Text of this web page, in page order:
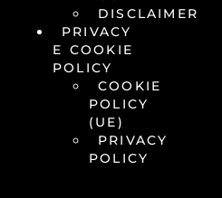
DISCLAIMER
PRIVACY
E COOKIE
POLICY
COOKIE
POLICY
(UE)
PRIVACY
POLICY